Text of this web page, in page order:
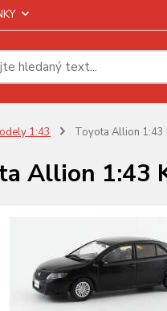
1:43 Toyota Allion 1:43
Allion 1:43